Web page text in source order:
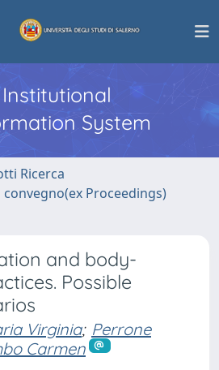
Institutional
System
Ricerca
Proceedings)
and body-
Possible
Virginia; Perrone
Carmen